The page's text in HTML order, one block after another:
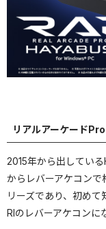
リアルアーケード
2015年から出してい
からレバーアケコンで
リーズであり、初め
RIのレバーアケコンに